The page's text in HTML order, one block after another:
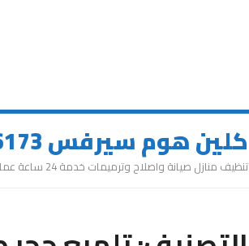
كلين هوم سيرفس 0543626173
تنظيف منازل صيانة واصلاح وترميمات خدمة 24 ساعة عمالة مميزة